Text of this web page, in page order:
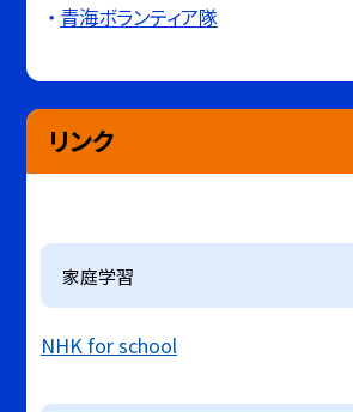
青海ボランティア隊
リンク
家庭学習
NHK for school